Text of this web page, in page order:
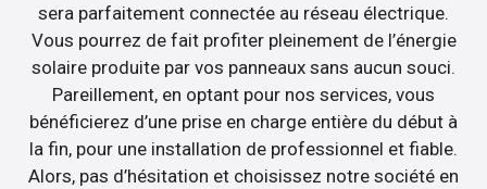
sera parfaitement connectée au réseau électrique.
Vous pourrez de fait profiter pleinement de l’énergie
solaire produite par vos panneaux sans aucun souci.
Pareillement, en optant pour nos services, vous
bénéficierez d’une prise en charge entière du début à
la fin, pour une installation de professionnel et fiable.
Alors, pas d’hésitation et choisissez notre société en